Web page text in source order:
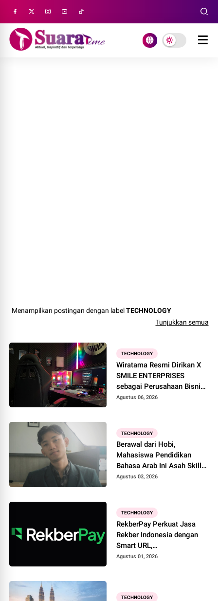
Menampilkan postingan dengan labelTECHNOLOGY
Tunjukkan semua
TECHNOLOGY
Wiratama Resmi Dirikan X
SMILE ENTERPRISES
sebagai Perusahaan Bisnis
Digital
Agustus 06, 2026
TECHNOLOGY
Berawal dari Hobi,
Mahasiswa Pendidikan
Bahasa Arab Ini Asah Skill
Desain Lewat Ponsel
Agustus 03, 2026
TECHNOLOGY
RekberPay Perkuat Jasa
Rekber Indonesia dengan
Smart URL,
BrowserExtension, dan
Agustus 01, 2026
TECHNOLOGY